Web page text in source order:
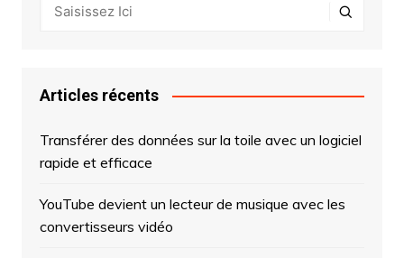
Articles récents
Transférer des données sur la toile avec un logiciel
rapide et efficace
YouTube devient un lecteur de musique avec les
convertisseurs vidéo